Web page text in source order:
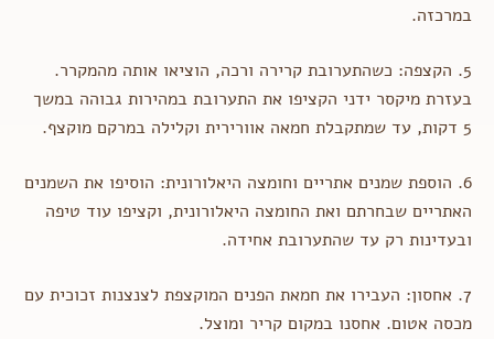
במרכזה.
5. הקצפה: כשהתערובת קרירה ורכה, הוציאו אותה מהמקרר.
בעזרת מיקסר ידני הקציפו את התערובת במהירות גבוהה במשך
6. הוספת שמנים אתריים וחומצה היאלורונית: הוסיפו את השמנים
האתריים שבחרתם ואת החומצה היאלורונית, וקציפו עוד טיפה
ובעדינות רק עד שהתערובת אחידה.
7. אחסון: העבירו את חמאת הפנים המוקצפת לצנצנות זכוכית עם
מכסה אטום. אחסנו במקום קריר ומוצל.